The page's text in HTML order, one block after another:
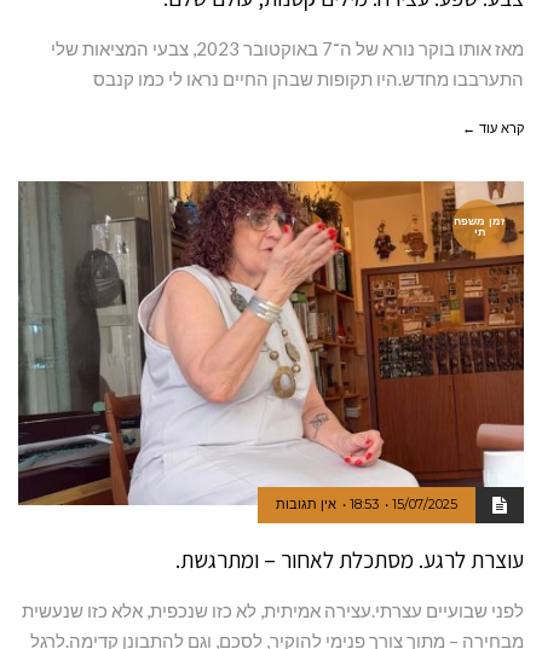
מאז אותו בוקר נורא של ה־7 באוקטובר 2023, צבעי המציאות שלי
התערבבו מחדש.היו תקופות שבהן החיים נראו לי כמו קנבס
קרא עוד ←
זמן משפח
תי
15/07/2025
18:53 אין תגובות
עוצרת לרגע. מסתכלת לאחור – ומתרגשת.
לפני שבועיים עצרתי.עצירה אמיתית, לא כזו שנכפית, אלא כזו שנעשית
מבחירה – מתוך צורך פנימי להוקיר, לסכם, וגם להתבונן קדימה.לרגל